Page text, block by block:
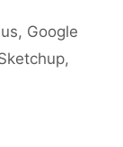
, Google
,